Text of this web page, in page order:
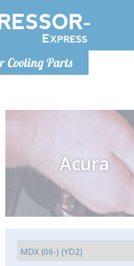
Cooling Parts
De
Acura